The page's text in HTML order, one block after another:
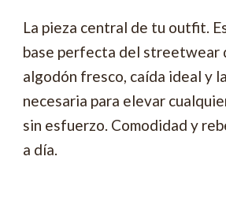
La pieza central de tu outfit.
base perfecta del streetwear
algodón fresco, caída ideal y
necesaria para elevar
sin esfuerzo. Comodidad y
a día.